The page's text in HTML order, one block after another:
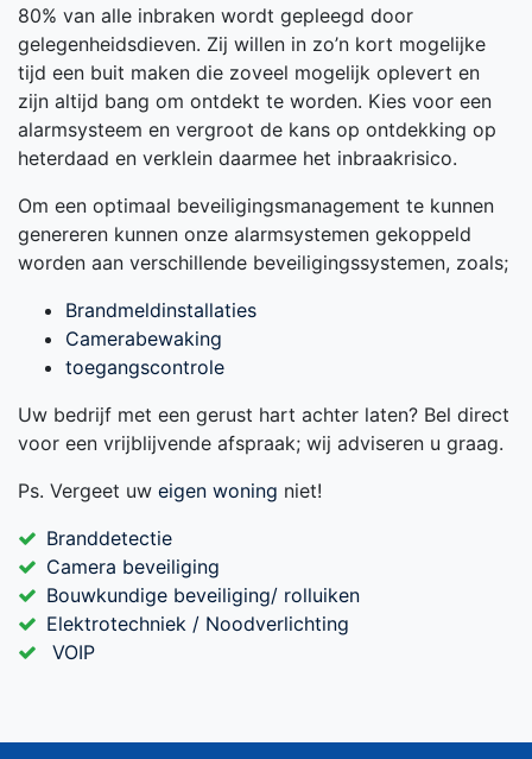
80% van alle inbraken wordt gepleegd door
gelegenheidsdieven. Zij willen in zo’n kort mogelijke
tijd een buit maken die zoveel mogelijk oplevert en
zijn altijd bang om ontdekt te worden. Kies voor een
alarmsysteem en vergroot de kans op ontdekking op
heterdaad en verklein daarmee het inbraakrisico.
Om een optimaal beveiligingsmanagement te kunnen
genereren kunnen onze alarmsystemen gekoppeld
worden aan verschillende beveiligingssystemen, zoals;
Brandmeldinstallaties
Camerabewaking
toegangscontrole
Uw bedrijf met een gerust hart achter laten? Bel direct
voor een vrijblijvende afspraak; wij adviseren u graag.
Ps. Vergeet uw eigen woning niet!
Branddetectie
Camera beveiliging
Bouwkundige beveiliging/ rolluiken
Elektrotechniek / Noodverlichting
VOIP